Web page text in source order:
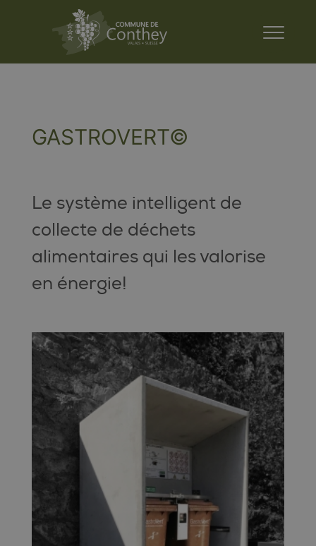
GASTROVERT©
Le système intelligent de
collecte de déchets
alimentaires qui les valorise
en énergie!